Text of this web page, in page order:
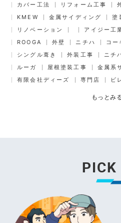
カバー工法
リフォーム工事
KMEW
金属サイディング 塗
リノベーション
アイジー工
ROOGA
外壁 ニチハ
コ
シングル葺き
外装工事
ニチ
ルーガ
屋根塗装工事 金属系
有限会社ディーズ
専門店 ビ
もっとみ
PICK